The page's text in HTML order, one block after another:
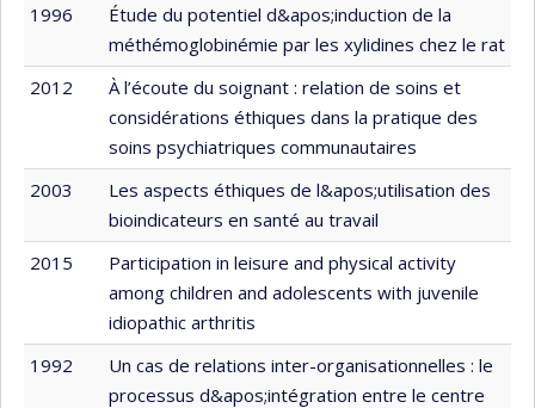
1996
Étude du potentiel d&apos;induction de la
méthémoglobinémie par les xylidines chez le rat
2012
À l’écoute du soignant : relation de soins et
considérations éthiques dans la pratique des
soins psychiatriques communautaires
2003
Les aspects éthiques de l&apos;utilisation des
bioindicateurs en santé au travail
2015
Participation in leisure and physical activity
among children and adolescents with juvenile
idiopathic arthritis
1992
Un cas de relations inter-organisationnelles : le
processus d&apos;intégration entre le centre